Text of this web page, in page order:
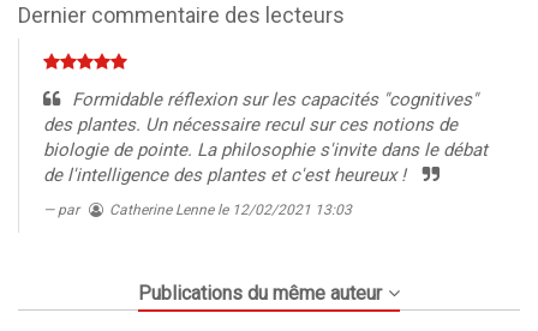
Dernier commentaire des lecteurs
Formidable réflexion sur les capacités "cognitives"
des plantes. Un nécessaire recul sur ces notions de
biologie de pointe. La philosophie s'invite dans le débat
de l'intelligence des plantes et c'est heureux !
par Catherine Lenne le 12/02/2021 13:03
Publications du même auteur